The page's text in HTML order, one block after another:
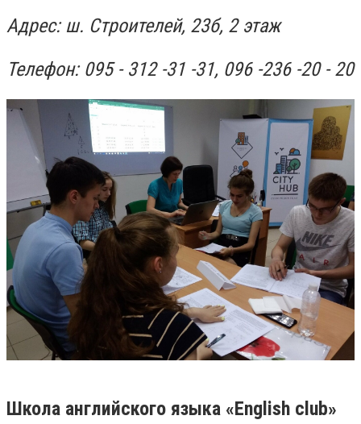
Адрес: ш. Строителей, 23б, 2 этаж
Телефон: 095 - 312 -31 -31, 096 -236 -20 - 20
Школа английского языка «English club»